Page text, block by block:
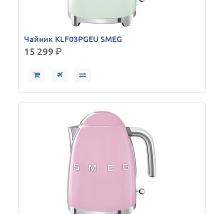
Чайник KLF03PGEU SMEG
15 299р.